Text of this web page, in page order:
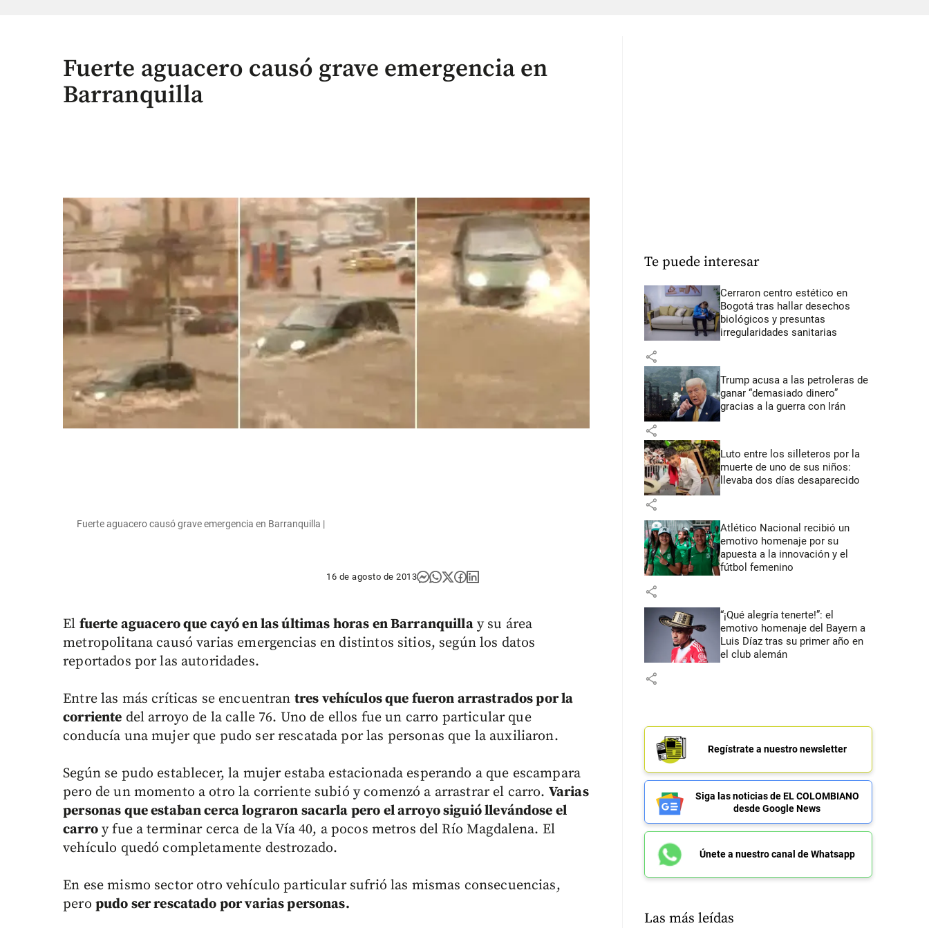
Fuerte aguacero causó grave emergencia en
Barranquilla
Fuerte aguacero causó grave emergencia en Barranquilla |
16 de agosto de 2013
El fuerte aguacero que cayó en las últimas horas en Barranquillay su área
metropolitana causó varias emergencias en distintos sitios, según los datos
reportados por las autoridades.
Entre las más críticas se encuentran tres vehículos que fueron arrastrados por la
corriente del arroyo de la calle 76. Uno de ellos fue un carro particular que
conducía una mujer que pudo ser rescatada por las personas que la auxiliaron.
Según se pudo establecer, la mujer estaba estacionada esperando a que escampara
pero de un momento a otro la corriente subió y comenzó a arrastrar el carro. Varias
personas que estaban cerca lograron sacarla pero el arroyo siguió llevándose el
carroy fue a terminar cerca de la Vía 40, a pocos metros del Río Magdalena. El
vehículo quedó completamente destrozado.
En ese mismo sector otro vehículo particular sufrió las mismas consecuencias,
pero pudo ser rescatado por varias personas.
Te puede interesar
Cerraron centro estético en
Bogotá tras hallar desechos
biológicos y presuntas
irregularidades sanitarias
share
Trump acusa a las petroleras de
ganar “demasiado dinero”
gracias a la guerra con Irán
share
Luto entre los silleteros por la
muerte de uno de sus niños:
llevaba dos días desaparecido
share
Atlético Nacional recibió un
emotivo homenaje por su
apuesta a la innovación y el
fútbol femenino
share
“¡Qué alegría tenerte!”: el
emotivo homenaje del Bayern a
Luis Díaz tras su primer año en
el club alemán
share
Regístrate a nuestro newsletter
Siga las noticias de EL COLOMBIANO
desde Google News
Únete a nuestro canal de Whatsapp
Las más leídas